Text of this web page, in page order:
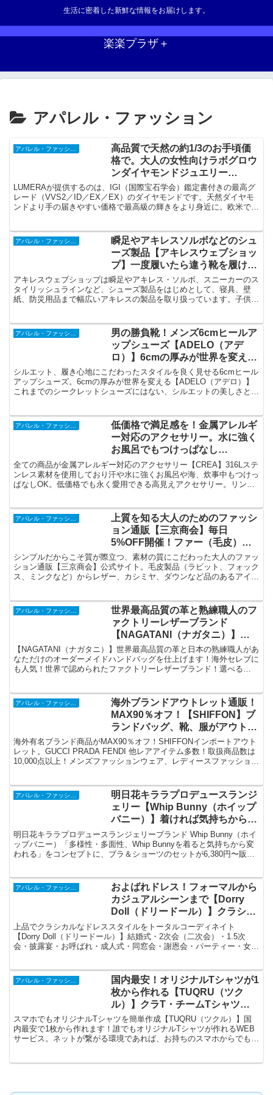
生活に密着した新鮮な情報をお届けします。
楽楽プラザ＋
アパレル・ファッション
高品質で天然の約1/3のお手頃価
格で。大人の女性向けラボグロウ
ンダイヤモンドジュエリー
【LUMERA】私のために選ぶダ
イヤモンド。
LUMERAが提供するのは、IGI（国際宝石学会）鑑定書付きの最高グ
レード（VVS2／ID／EX／EX）のダイヤモンドです。天然ダイヤモ
ンドより手の届きやすい価格で最高級の輝きをより身近に。欧米では
瞬足やアキレスソルボなどのシュ
ーズ製品【アキレスウェブショッ
プ】一度履いたら違う靴を履けな
い方続出！
アキレスウェブショップは瞬足やアキレス・ソルボ、スニーカーのス
タイリッシュラインなど、シューズ製品をはじめとして、寝具、壁
紙、防災用品まで幅広いアキレスの製品を取り扱っています。子供用
男の勝負靴！メンズ6cmヒールア
ップシューズ【ADELO（アデ
ロ）】6cmの厚みが世界を変え
る。男のスタイルを良く見せる
靴。
シルエット、履き心地にこだわったスタイルを良く見せる6cmヒール
アップシューズ。6cmの厚みが世界を変える【ADELO（アデロ）】
これまでのシークレットシューズにはない、シルエットの美しさと、
アパレル・ファッション
低価格で満足感を！金属アレルギ
ー対応のアクセサリー。水に強く
お風呂でもつけっぱなし
OK【CREA】変色無しのプチプ
ラアクセ
全ての商品が金属アレルギー対応のアクセサリー【CREA】316Lステ
ンレス素材を使用しており汗や水に強くお風呂や海、炊事中もつけっ
ぱなしOK。低価格でも永く愛用できる高見えアクセサリー。リング
上質を知る大人のためのファッシ
ョン通販【三京商会】毎日
5%OFF開催！ファー（毛皮）。
毎日がちょっと良くなる。イイも
のを嬉しい価格で。
シンプルだからこそ質が際立つ、素材の質にこだわった大人のファッ
ション通販【三京商会】公式サイト。毛皮製品（ラビット、フォック
ス、ミンクなど）からレザー、カシミヤ、ダウンなど品のあるアイテ
世界最高品質の革と熟練職人のフ
ァクトリーレザーブランド
【NAGATANI（ナガタニ）】日
本発祥ブランド・本革バッグと財
布。海外でも人気！
【NAGATANI（ナガタニ）】世界最高品質の革と日本の熟練職人があ
なただけのオーダーメイドハンドバッグを仕上げます！海外セレブに
も人気！世界で認められたファクトリーレザーブランド！選べる
海外ブランドアウトレット通販！
MAX90％オフ！【SHIFFON】ブ
ランドバッグ、靴、服がアウトレ
ット価格に！
海外有名ブランド商品がMAX90％オフ！SHIFFONインポートアウト
レット。GUCCI PRADA FENDI 他レアアイテム多数！取扱商品数は
10,000点以上！メンズファッションウェア、レディースファッション
アパレル・ファッション
明日花キララプロデュースランジ
ェリー【Whip Bunny（ホイップ
バニー）】着ければ気持ちから変
われるランジェリー
明日花キララプロデュースランジェリーブランド Whip Bunny（ホイ
ップバニー）「多様性・多面性、Whip Bunnyを着ると気持ちから変
われる」をコンセプトに、ブラ＆ショーツのセットが6,380円〜販売
アパレル・ファッション
およばれドレス！フォーマルから
カジュアルシーンまで【Dorry
Doll（ドリードール）】クラシカ
ルなドレススタイル
上品でクラシカルなドレススタイルをトータルコーディネイト
【Dorry Doll（ドリードール）】結婚式・2次会（二次会）・1.5次
会・披露宴・お呼ばれ・成人式・同窓会・謝恩会・パーティー・女子
国内最安！オリジナルTシャツが1
枚から作れる【TUQRU（ツク
ル）】クラT・チームTシャツ・
オリジナルTシャツ
スマホでもオリジナルTシャツを簡単作成【TUQRU（ツクル）】国
内最安で1枚から作れます！誰でもオリジナルTシャツが作れるWEB
サービス。ネットが繋がる環境であれば、お持ちのスマホからでも簡